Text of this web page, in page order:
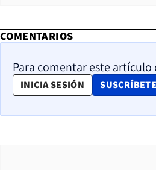
COMENTARIOS
Para comentar este artículo
INICIA SESIÓN SUSCRÍBETE
OPENS IN